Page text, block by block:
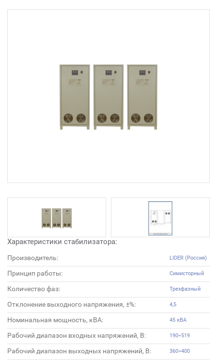
Характеристики стабилизатора:
Производитель: LIDER (Россия)
Принцип работы: Симисторный
Количество фаз: Трехфазный
Отклонение выходного напряжения, ±%: 4,5
Номинальная мощность, кВА: 45 кВА
Рабочий диапазон входных напряжений, В: 190÷519
Рабочий диапазон выходных напряжений, В: 360÷400